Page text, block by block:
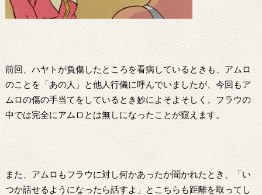
前回、ハヤトが負傷したところを看病しているときも、アムロ
のことを「あの人」と他人行儀に呼んでいましたが、今回もア
ムロの傷の手当てをしているとき妙によそよそしく、フラウの
中では完全にアムロとは無しになったことが窺えます。
また、アムロもフラウに対し何かあったか聞かれたとき、「い
つか話せるようになったら話すよ」とこちらも距離を取ってし